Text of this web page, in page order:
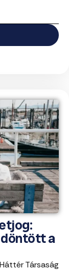
döntött a
Társaság